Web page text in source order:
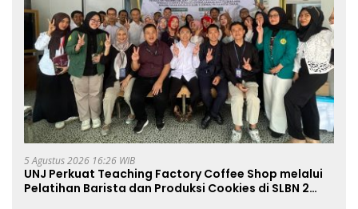
5 Agustus 2026 16:26 WIB
UNJ Perkuat Teaching Factory Coffee Shop melalui
Pelatihan Barista dan Produksi Cookies di SLBN 2